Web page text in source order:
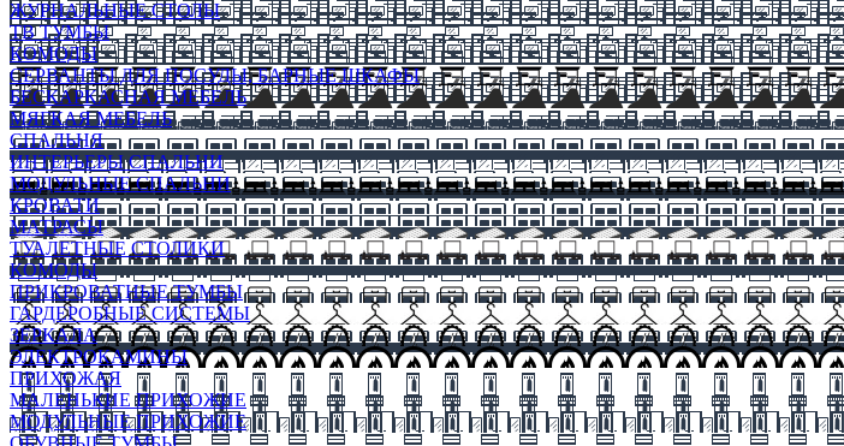
ЖУРНАЛЬНЫЕ СТОЛЫ
ТВ ТУМБЫ
КОМОДЫ
СЕРВАНТЫ ДЛЯ ПОСУДЫ, БАРНЫЕ ШКАФЫ
БЕСКАРКАСНАЯ МЕБЕЛЬ
МЯГКАЯ МЕБЕЛЬ
СПАЛЬНЯ
ИНТЕРЬЕРЫ СПАЛЬНИ
МОДУЛЬНЫЕ СПАЛЬНИ
КРОВАТИ
МАТРАСЫ
ТУАЛЕТНЫЕ СТОЛИКИ
КОМОДЫ
ПРИКРОВАТНЫЕ ТУМБЫ
ГАРДЕРОБНЫЕ СИСТЕМЫ
ЗЕРКАЛА
ЭЛЕКТРОКАМИНЫ
ПРИХОЖАЯ
МАЛЕНЬКИЕ ПРИХОЖИЕ
МОДУЛЬНЫЕ ПРИХОЖИЕ